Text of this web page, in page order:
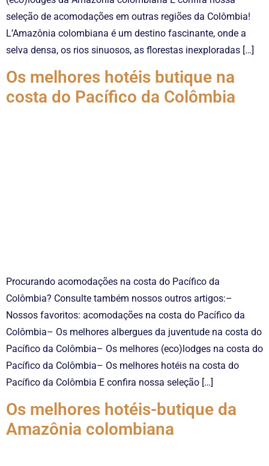
seleção de acomodações em outras regiões da Colômbia!
L’Amazônia colombiana é um destino fascinante, onde a
selva densa, os rios sinuosos, as florestas inexploradas […]
Os melhores hotéis butique na
costa do Pacífico da Colômbia
Procurando acomodações na costa do Pacífico da
Colômbia? Consulte também nossos outros artigos:–
Nossos favoritos: acomodações na costa do Pacífico da
Colômbia– Os melhores albergues da juventude na costa do
Pacífico da Colômbia– Os melhores (eco)lodges na costa do
Pacífico da Colômbia– Os melhores hotéis na costa do
Pacífico da Colômbia E confira nossa seleção […]
Os melhores hotéis-butique da
Amazônia colombiana